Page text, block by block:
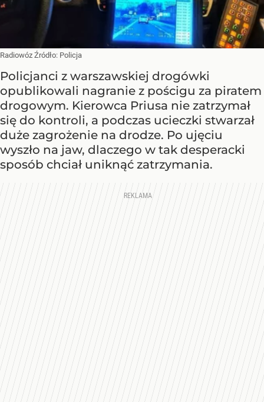
Radiowóz Źródło: Policja
Policjanci z warszawskiej drogówki
opublikowali nagranie z pościgu za piratem
drogowym. Kierowca Priusa nie zatrzymał
się do kontroli, a podczas ucieczki stwarzał
duże zagrożenie na drodze. Po ujęciu
wyszło na jaw, dlaczego w tak desperacki
sposób chciał uniknąć zatrzymania.